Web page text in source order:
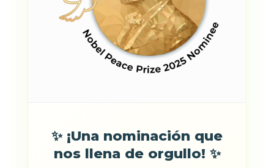
✨ ¡Una nominación que
nos llena de orgullo! ✨